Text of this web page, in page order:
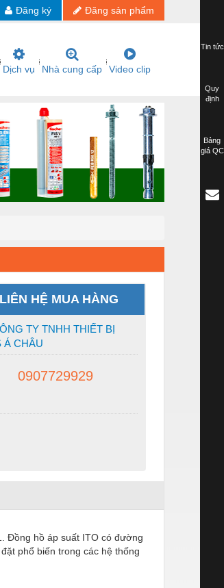
Đăng sản phẩm
Đăng ký
Dịch vụ Nhà cung cấp Video clip
LIÊN HỆ MUA HÀNG
TY TNHH THIẾT BỊ
Á CHÂU
0907729929
Đồng hồ áp suất ITO có đường
phổ biến trong các hệ thống
Tin tức
Quy
định
Bảng
giá QC